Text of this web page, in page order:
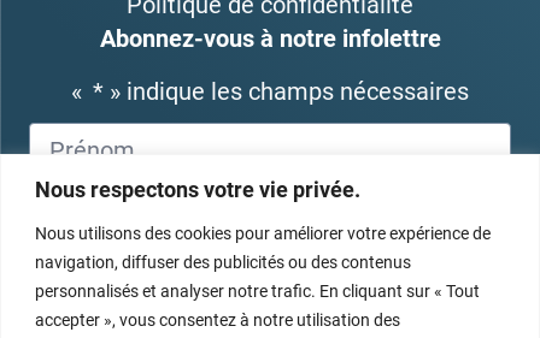
Nous respectons votre vie privée.
Nous utilisons des cookies pour améliorer votre expérience de
navigation, diffuser des publicités ou des contenus
personnalisés et analyser notre trafic. En cliquant sur « Tout
accepter », vous consentez à notre utilisation des
Abonnez-vous à notre infolettre
« * » indique les champs nécessaires